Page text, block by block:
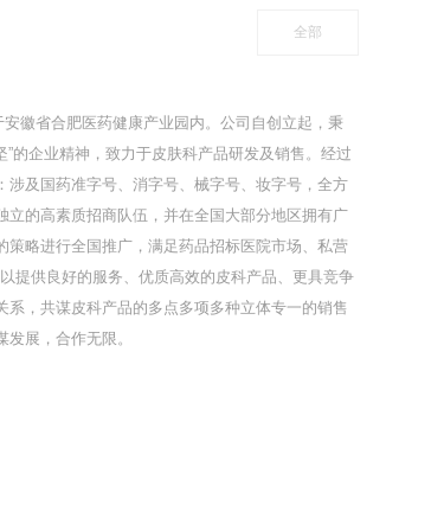
全部
徽省合肥医药健康产业园内。公司自创立起，秉
”的企业精神，致力于皮肤科产品研发及销售。经过
及国药准字号、消字号、械字号、妆字号，全方
的高素质招商队伍，并在全国大部分地区拥有广
略进行全国推广，满足药品招标医院市场、私营
提供良好的服务、优质高效的皮科产品、更具竞争
，共谋皮科产品的多点多项多种立体专一的销售
展，合作无限。